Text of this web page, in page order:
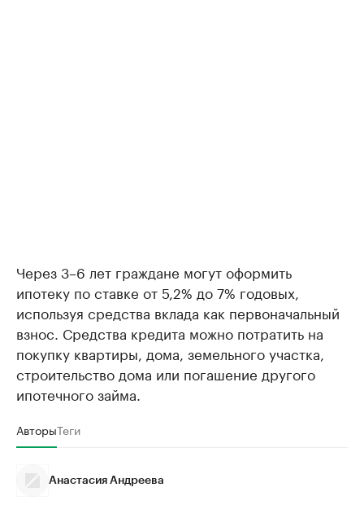
Через 3–6 лет граждане могут оформить
ипотеку по ставке от 5,2% до 7% годовых,
используя средства вклада как первоначальный
взнос. Средства кредита можно потратить на
покупку квартиры, дома, земельного участка,
строительство дома или погашение другого
ипотечного займа.
АвторыТеги
Анастасия Андреева